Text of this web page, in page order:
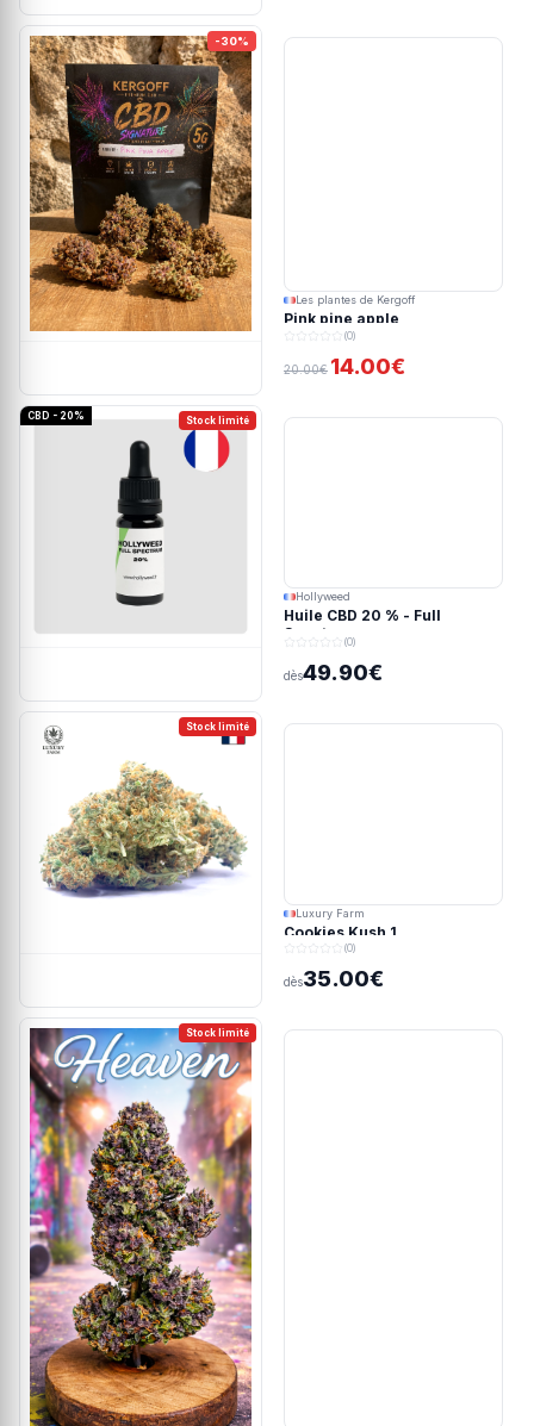
-30%
Les plantes de Kergoff
Pink pine apple
(0)
20.00€ 14.00€
Stock limité
CBD - 20%
Hollyweed
Huile CBD 20 % - Full
Spectrum
(0)
dès49.90€
Stock limité
Luxury Farm
Cookies Kush 1
(0)
dès35.00€
Stock limité